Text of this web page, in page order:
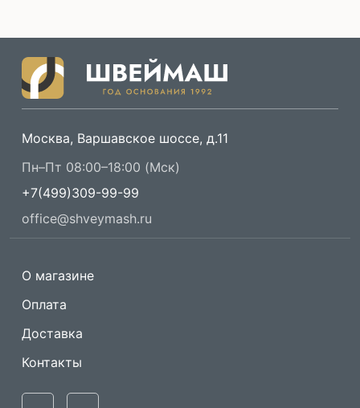
Москва, Варшавское шоссе, д.11
Пн–Пт 08:00–18:00 (Мск)
+7(499)309-99-99
office@shveymash.ru
О магазине
Оплата
Доставка
Контакты